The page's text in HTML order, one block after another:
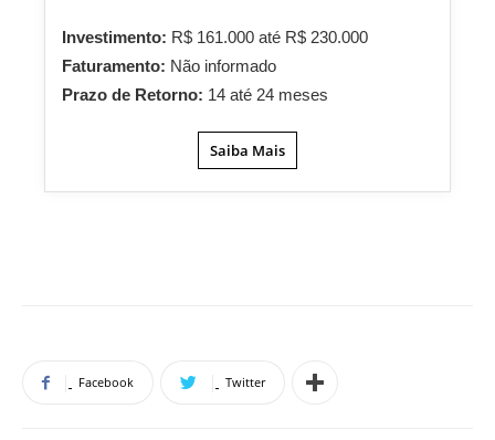
Investimento: R$ 161.000 até R$ 230.000
Faturamento: Não informado
Prazo de Retorno: 14 até 24 meses
Saiba Mais
Facebook Twitter